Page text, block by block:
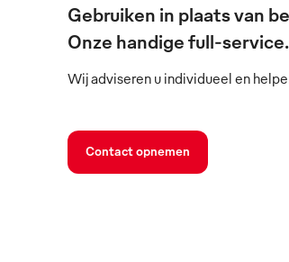
Gebruiken in plaats van
Onze handige full-service.
Wij adviseren u individueel en
Contact opnemen